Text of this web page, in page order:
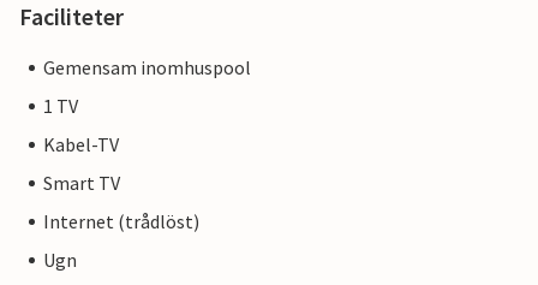
Faciliteter
Gemensam inomhuspool
1 TV
Kabel-TV
Smart TV
Internet (trådlöst)
Ugn